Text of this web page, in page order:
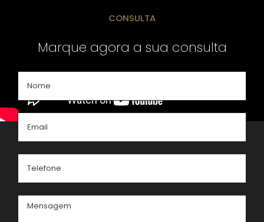
CONSULTA
Marque agora a sua consulta